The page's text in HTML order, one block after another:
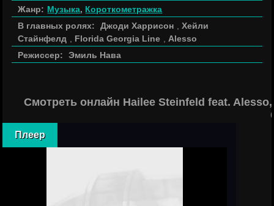
Жанр: Музыка, Короткометражка
В главных ролях:
Джоди Харрисон ,Хейли
Стайнфелд
Florida Georgia Line
Alesso
Режиссер:
Эмиль Нава
Смотреть онлайн Hailee Steinfeld feat.
Плеер